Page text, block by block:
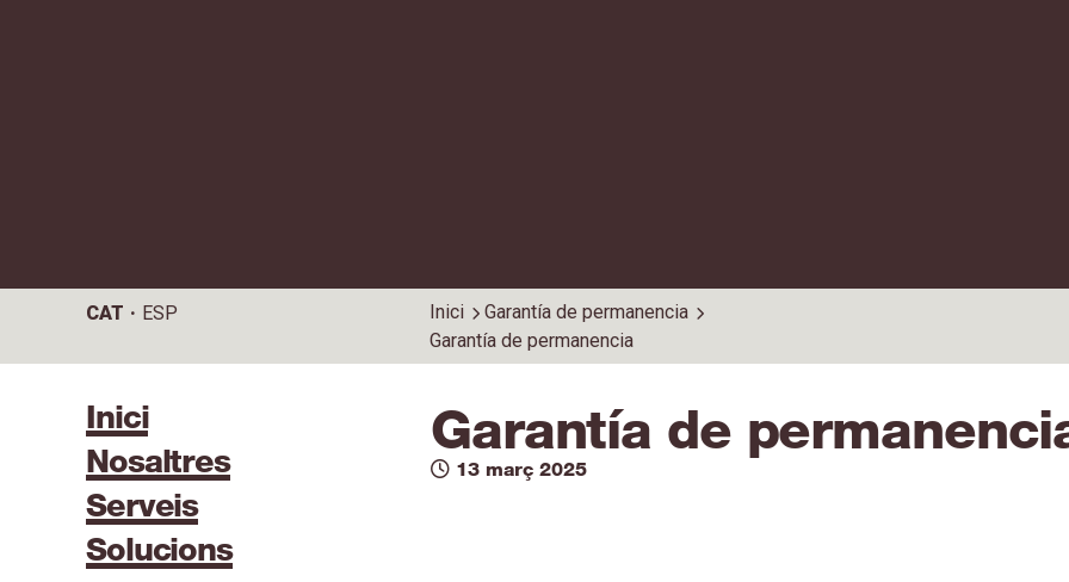
CAT ESP Inici
Garantía de permanencia
Garantía de permanencia
Inici
Nosaltres
Serveis
Solucions
Garantía de
13 març 2025